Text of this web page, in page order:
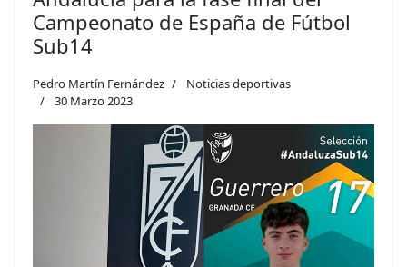
Campeonato de España de Fútbol
Sub14
Pedro Martín Fernández
Noticias deportivas
30 Marzo 2023